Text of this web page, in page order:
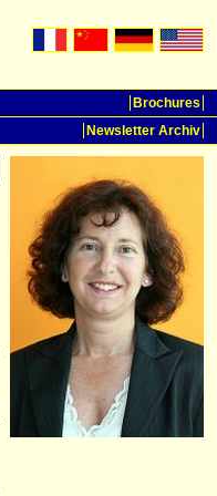
Brochures
Newsletter Archiv